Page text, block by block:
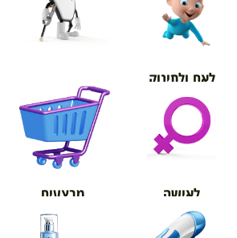
לאם ולתינוק
אורטופדיה
לאישה מבצעים